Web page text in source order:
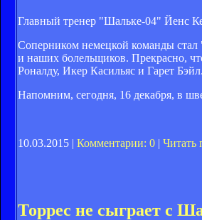
Главный тренер "Шальке-04" Йенс
Соперником немецкой команды
и наших болельщиков. Прекрасно,
Роналду, Икер Касильяс и Гарет
Напомним, сегодня, 16 декабря, в
10.03.2015 | Комментарии: 0 | Читать
Торрес не сыграет с